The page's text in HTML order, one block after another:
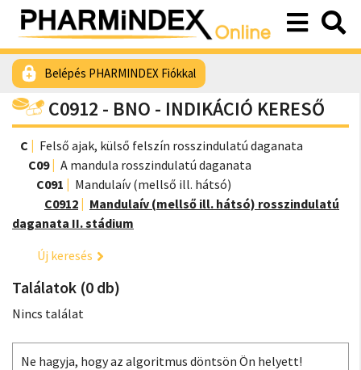
Belépés PHARMINDEX Fiókkal
C0912 - BNO - INDIKÁCIÓ KERESŐ
C
Felső ajak, külső felszín rosszindulatú daganata
C09
A mandula rosszindulatú daganata
C091
Mandulaív (mellső ill. hátsó)
C0912
Mandulaív (mellső ill. hátsó) rosszindulatú
daganata II. stádium
Új keresés
Találatok (0 db)
Nincs találat
Ne hagyja, hogy az algoritmus döntsön Ön helyett!